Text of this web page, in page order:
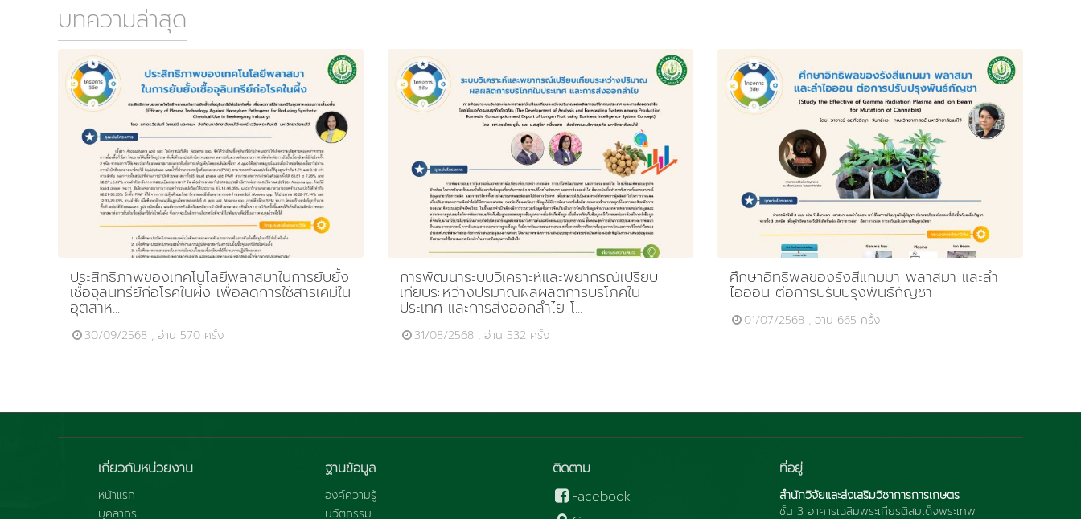
บทความล่าสุด
ประสิทธิภาพของเทคโนโลยีพลาสมาในการยับยั้ง
เชื้อจุลินทรีย์ก่อโรคในผึ้ง เพื่อลดการใช้สารเคมีใน
อุตสาห...
30/09/2568 , อ่าน 570 ครั้ง
การพัฒนาระบบวิเคราะห์และพยากรณ์เปรียบ
เทียบระหว่างปริมาณผลผลิตการบริโภคใน
ประเทศ และการส่งออกลำไย โ...
31/08/2568 , อ่าน 532 ครั้ง
ศึกษาอิทธิพลของรังสีแกมมา พลาสมา และลำ
ไอออน ต่อการปรับปรุงพันธ์กัญชา
01/07/2568 , อ่าน 665 ครั้ง
เกี่ยวกับหน่วยงาน
หน้าแรก
บุคลากร
ฐานข้อมูล
องค์ความรู้
นวัตกรรม
ติดตาม
Facebook
ที่อยู่
สำนักวิจัยและส่งเสริมวิชาการการเกษตร
ชั้น 3 อาคารเฉลิมพระเกียรติสมเด็จพระเทพ